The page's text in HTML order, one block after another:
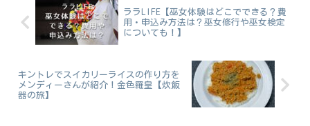
ララLIFE【巫女体験はどこでできる？費
用・申込み方法は？巫女修行や巫女検定
についても！】
キントレでスイカリーライスの作り方を
メンディーさんが紹介！金色羅皇【炊飯
器の旅】